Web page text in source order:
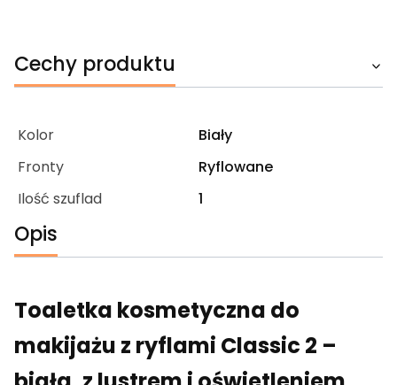
Cechy produktu
Kolor
Biały
Fronty
Ryflowane
Ilość szuflad
1
Opis
Toaletka kosmetyczna do
makijażu z ryflami Classic 2 –